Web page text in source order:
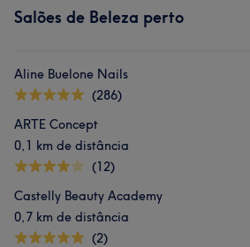
Salões de Beleza perto
Aline Buelone Nails
(286)
ARTE Concept
0,1 km de distância
(12)
Castelly Beauty Academy
0,7 km de distância
(2)